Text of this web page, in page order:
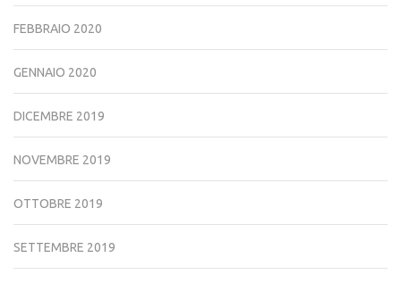
FEBBRAIO 2020
GENNAIO 2020
DICEMBRE 2019
NOVEMBRE 2019
OTTOBRE 2019
SETTEMBRE 2019